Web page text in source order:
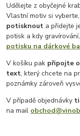
Udělejte z obyčejné
Vlastní motiv si
potisknout a přidejte
potisk a kdy
potisku na dárkové
V košíku pak připojte
text, který chcete na
poznámky zároveň
V případě objednávky
na mail